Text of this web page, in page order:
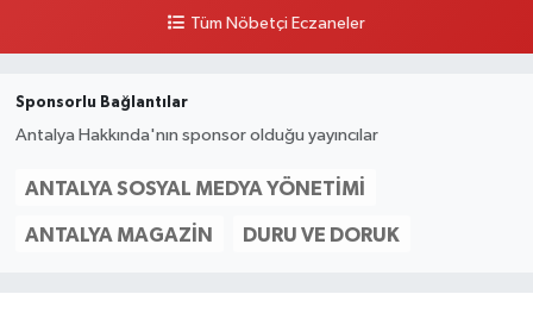
Tüm Nöbetçi Eczaneler
Sponsorlu Bağlantılar
Antalya Hakkında'nın sponsor olduğu yayıncılar
ANTALYA SOSYAL MEDYA YÖNETIMI
ANTALYA MAGAZIN DURU VE DORUK